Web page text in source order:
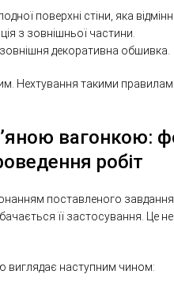
поверхні стіни, яка
з зовнішньої частини.
декоративна обшивка.
Нехтування такими
вагонкою:
робіт
поставленого
її застосування. Це
виглядає наступним чином: